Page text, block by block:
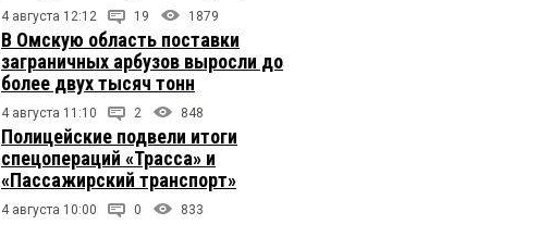
4 августа 12:12 19 1879
В Омскую область поставки
заграничных арбузов выросли до
более двух тысяч тонн
4 августа 11:10 2 848
Полицейские подвели итоги
спецопераций «Трасса» и
«Пассажирский транспорт»
4 августа 10:00 0 833